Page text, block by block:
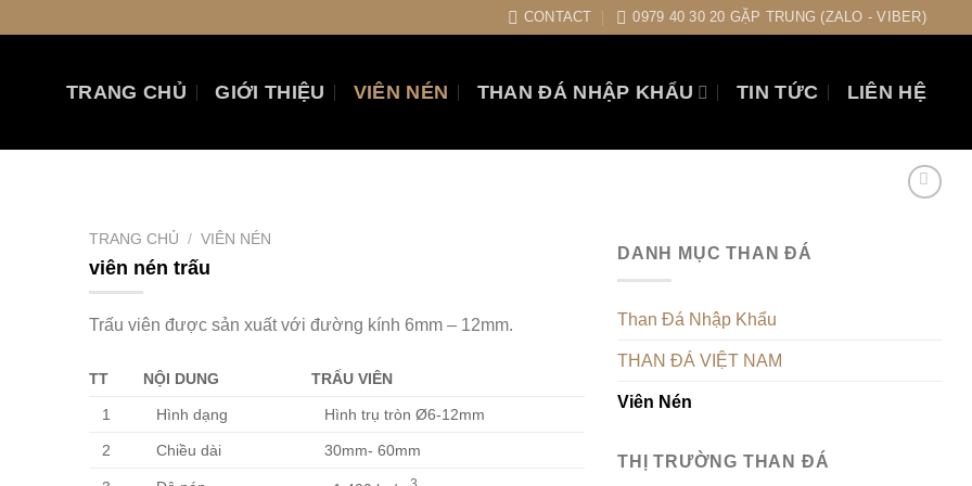
CONTACT 0979 40 30 20 GẶP TRUNG (ZALO - VIBER)
TRANG CHỦ GIỚI THIỆU VIÊN NÉN THAN ĐÁ NHẬP KHẨU TIN TỨC LIÊN HỆ
DANH MỤC THAN ĐÁ
Than Đá Nhập Khẩu
THAN ĐÁ VIỆT NAM
Viên Nén
THỊ TRƯỜNG THAN ĐÁ
TRANG CHỦ / VIÊN NÉN
viên nén trấu
Trấu viên được sản xuất với đường kính 6mm – 12mm.
TT NỘI DUNG TRẤU VIÊN
1 Hình dạng Hình trụ tròn Ø6-12mm
2 Chiều dài 30mm- 60mm